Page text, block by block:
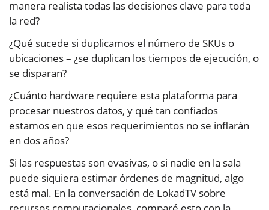
manera realista todas las decisiones clave para toda
la red?
¿Qué sucede si duplicamos el número de SKUs o
ubicaciones – ¿se duplican los tiempos de ejecución, o
se disparan?
¿Cuánto hardware requiere esta plataforma para
procesar nuestros datos, y qué tan confiados
estamos en que esos requerimientos no se inflarán
en dos años?
Si las respuestas son evasivas, o si nadie en la sala
puede siquiera estimar órdenes de magnitud, algo
está mal. En la conversación de LokadTV sobre